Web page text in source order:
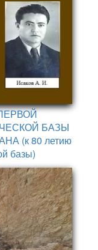
БАЗЫ
(к 80 летию
базы)